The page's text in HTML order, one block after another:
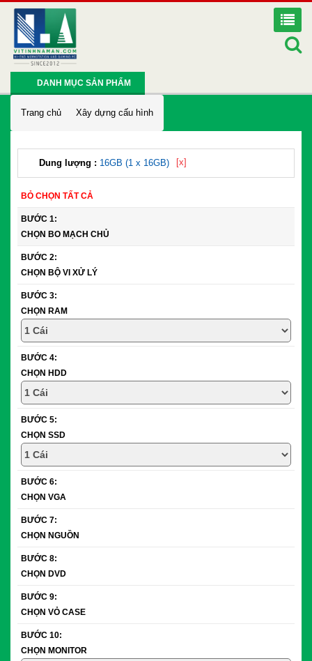
DANH MỤC SẢN PHẨM
Trang chủ Xây dựng cấu hình
Dung lượng : 16GB (1 x 16GB) [x]
BỎ CHỌN TẤT CẢ
BƯỚC 1:
CHỌN BO MẠCH CHỦ
BƯỚC 2:
CHỌN BỘ VI XỬ LÝ
BƯỚC 3:
CHỌN RAM
BƯỚC 4:
CHỌN HDD
BƯỚC 5:
CHỌN SSD
BƯỚC 6:
CHỌN VGA
BƯỚC 7:
CHỌN NGUỒN
BƯỚC 8:
CHỌN DVD
BƯỚC 9:
CHỌN VỎ CASE
BƯỚC 10:
CHỌN MONITOR